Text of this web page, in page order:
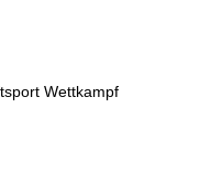
Wettkampf